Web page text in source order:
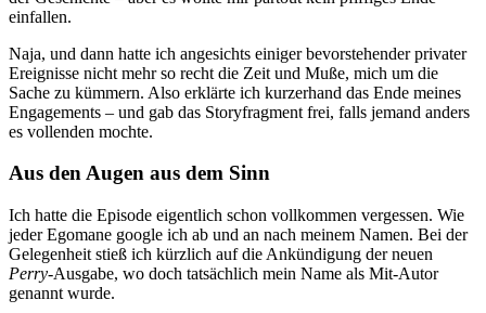
einfallen.
Naja, und dann hatte ich angesichts einiger bevorstehender privater
Ereignisse nicht mehr so recht die Zeit und Muße, mich um die
Sache zu kümmern. Also erklärte ich kurzerhand das Ende meines
Engagements – und gab das Storyfragment frei, falls jemand anders
es vollenden mochte.
Aus den Augen aus dem Sinn
Ich hatte die Episode eigentlich schon vollkommen vergessen. Wie
jeder Egomane google ich ab und an nach meinem Namen. Bei der
Gelegenheit stieß ich kürzlich auf die Ankündigung der neuen
Perry-Ausgabe, wo doch tatsächlich mein Name als Mit-Autor
genannt wurde.